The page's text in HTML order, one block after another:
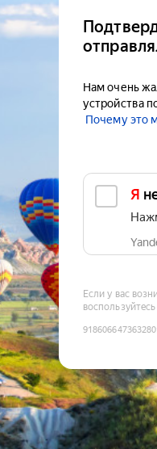
Нам очень
устройства
Почему это
Я
Если у вас
воспользуйтесь